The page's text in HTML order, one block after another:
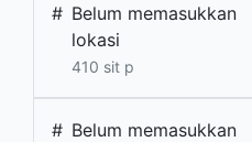
# Belum memasukkan
lokasi
410 sit p
# Belum memasukkan